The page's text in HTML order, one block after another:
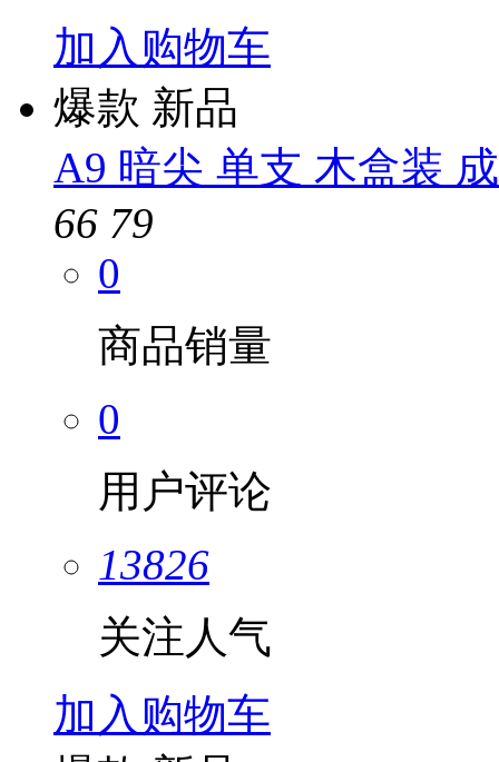
加入购物车
爆款 新品
A9 暗尖 单支 木盒装
66 79
0
商品销量
0
用户评论
13826
关注人气
加入购物车